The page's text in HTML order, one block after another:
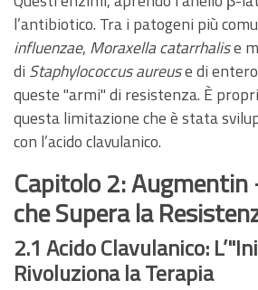
l’antibiotico. Tra i patogeni più
influenzae, Moraxella catarrhalise
di Staphylococcus aureuse di
queste "armi" di resistenza. È
questa limitazione che è stata
con l’acido clavulanico.
Capitolo 2: Augmentin
che Supera la
2.1 Acido Clavulanico:
Rivoluziona la Terapia